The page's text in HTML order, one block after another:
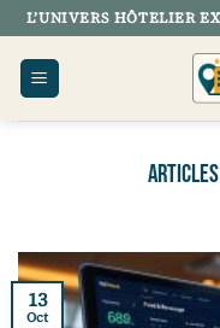
Passer
au
contenu
L’UNIVERS HÔTELIER
13
Oct